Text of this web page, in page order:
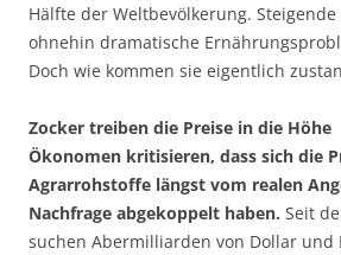
Hälfte der Weltbevölkerung.
ohnehin dramatische
Doch wie kommen sie eigentlich
Zocker treiben die Preise in die Höhe
Ökonomen kritisieren, dass sich die
Agrarrohstoffe längst vom realen
Nachfrage abgekoppelt haben. Seit
suchen Abermilliarden von Dollar und